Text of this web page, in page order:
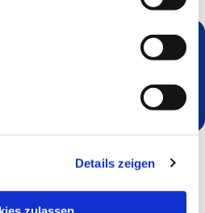
Details zeigen